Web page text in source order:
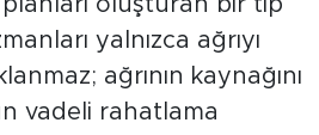
oluşturan bir tıp
yalnızca ağrıyı
ağrının kaynağını
vadeli rahatlama